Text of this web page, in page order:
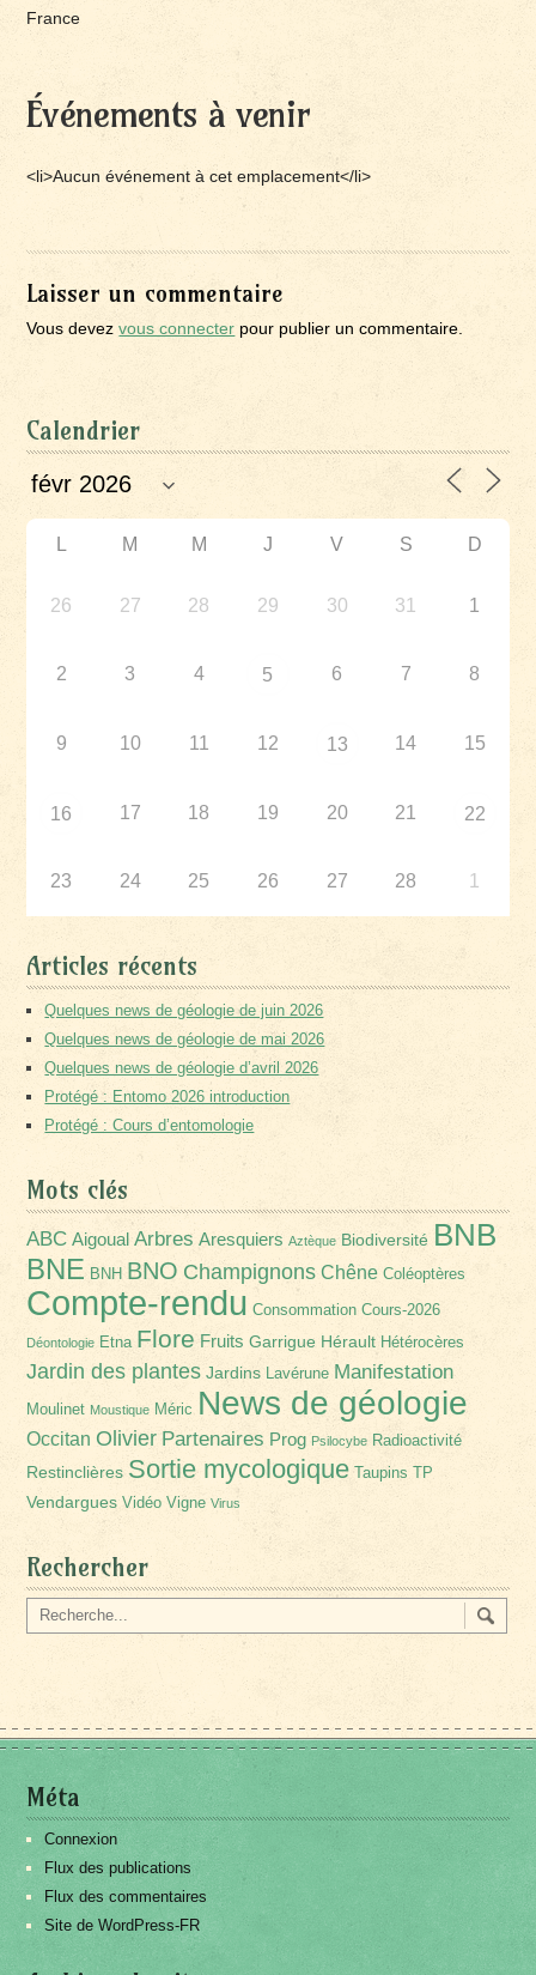
France
Événements à venir
<li>Aucun événement à cet emplacement</li>
Laisser un commentaire
Vous devezvous connecter pour publier un commentaire.
Calendrier
L M M J V S D
26 27 28 29 30 31 1
2 3 4 5 6 7 8
9 10 11 12 13 14 15
16 17 18 19 20 21 22
23 24 25 26 27 28 1
Articles récents
Quelques news de géologie de juin 2026
Quelques news de géologie de mai 2026
Quelques news de géologie d’avril 2026
Protégé : Entomo 2026 introduction
Protégé : Cours d’entomologie
Mots clés
ABC Aigoual Arbres Aresquiers Aztèque Biodiversité BNB
BNE BNH BNO Champignons Chêne Coléoptères
Compte-rendu Consommation Cours-2026
Déontologie Etna Flore Fruits Garrigue Hérault Hétérocères
Jardin des plantes Jardins Lavérune Manifestation
Moulinet Moustique Méric News de géologie
Occitan Olivier Partenaires Prog Psilocybe Radioactivité
Restinclières Sortie mycologique Taupins TP
Vendargues Vidéo Vigne Virus
Rechercher
Méta
Connexion
Flux des publications
Flux des commentaires
Site de WordPress-FR